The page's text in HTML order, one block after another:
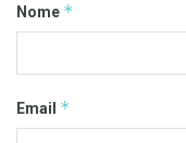
Nome *
Email *